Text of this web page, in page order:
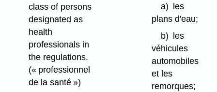
class of persons
designated as
health
professionals in
the regulations.
(« professionnel
de la santé »)
a)
les
plans d'eau;
b)
les
véhicules
automobiles
et les
remorques;